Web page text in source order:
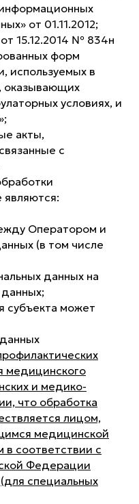
от 01.11.2012;
15.12.2014 № 834н
форм
используемых в
оказывающих
условиях, и
акты,
с
являются:
Оператором и
(в том числе
данных на
субъекта может
медицинского
и медико-
что обработка
лицом,
медицинской
в соответствии с
Федерации
(для специальных